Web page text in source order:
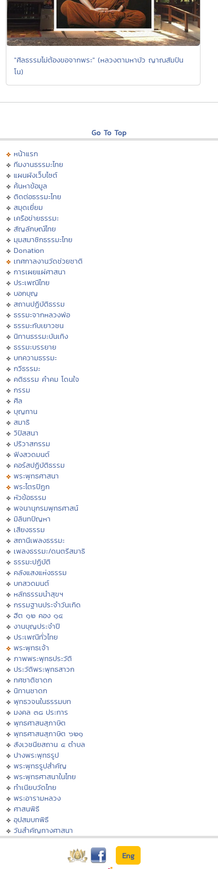
"ศีลธรรมไม่ต้องขอจากพระ" (หลวงตามหาบัว ญาณสัมปัน
โน)
Go To Top
หน้าแรก
ทีมงานธรรมะไทย
แผนผังเว็บไซต์
ค้นหาข้อมูล
ติดต่อธรรมะไทย
สมุดเยี่ยม
เครือข่ายธรรมะ
สัญลักษณ์ไทย
มุมสมาชิกธรรมะไทย
Donation
เทศกาลงานวัดช่วยชาติ
การเผยแผ่ศาสนา
ประเพณีไทย
บอกบุญ
สถานปฏิบัติธรรม
ธรรมะจากหลวงพ่อ
ธรรมะกับเยาวชน
นิทานธรรมะบันเทิง
ธรรมะบรรยาย
บทความธรรมะ
กวีธรรมะ
คติธรรม คำคม โดนใจ
กรรม
ศีล
บุญทาน
สมาธิ
วิปัสสนา
ปริวาสกรรม
ฟังสวดมนต์
คอร์สปฏิบัติธรรม
พระพุทธศาสนา
พระไตรปิฏก
หัวข้อธรรม
พจนานุกรมพุทธศาสน์
มิลินทปัญหา
เสียงธรรม
สถานีเพลงธรรมะ
เพลงธรรมะ/ดนตรีสมาธิ
ธรรมะปฏิบัติ
คลังแสงแห่งธรรม
บทสวดมนต์
หลักธรรมนำสุขฯ
กรรมฐานประจำวันเกิด
ฮีต ๑๒ คอง ๑๔
งานบุญประจำปี
ประเพณีทั่วไทย
พระพุทธเจ้า
ภาพพระพุทธประวัติ
ประวัติพระพุทธสาวก
ทศชาติชาดก
นิทานชาดก
พุทธวจนในธรรมบท
มงคล ๓๘ ประการ
พุทธศาสนสุภาษิต
พุทธศาสนสุภาษิต ๖๒๑
สังเวชนียสถาน ๔ ตำบล
ปางพระพุทธรูป
พระพุทธรูปสำคัญ
พระพุทธศาสนาในไทย
ทำเนียบวัดไทย
พระอารามหลวง
ศาสนพิธี
อุปสมบทพิธี
วันสำคัญทางศาสนา
Eng